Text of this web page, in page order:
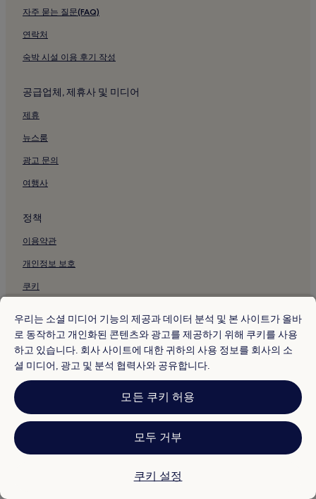
세계꽃식물원 근처 호텔
도고 별장 스파피아 근처 호텔
패밀리 볼링장 근처 호텔
신창역 근처 호텔
예산의 모텔
아산의 주차 가능 호텔
아산의 3성급 호텔
아산 호텔
자주 묻는 질문(FAQ)
연락처
숙박 시설 이용 후기 작성
공급업체, 제휴사 및 미디어
제휴
뉴스룸
광고 문의
여행사
정책
이용약관
개인정보 보호
쿠키
기타 정보
회사 소개
여행 가이드
* 일부 호텔은 체크인 24시간 이상 전에 취소해야 합니다. 자세한 내용은 사
이트에서 확인해 주세요.
Hotels.com 및 Hotels.com 로고는 미국 및/또는 다른 국가에서
우리는 소셜 미디어 기능의 제공과 데이터 분석 및 본 사이트가 올바
로 동작하고 개인화된 콘텐츠와 광고를 제공하기 위해 쿠키를 사용
하고 있습니다. 회사 사이트에 대한 귀하의 사용 정보를 회사의 소
셜 미디어, 광고 및 분석 협력사와 공유합니다.
모든 쿠키 허용
모두 거부
쿠키 설정